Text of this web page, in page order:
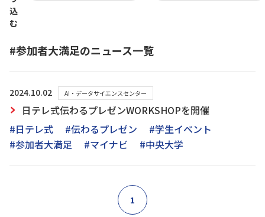
込
む
#参加者大満足のニュース一覧
2024.10.02 AI・データサイエンスセンター
日テレ式伝わるプレゼンWORKSHOPを開催
#日テレ式
#伝わるプレゼン
#学生イベント
#参加者大満足
#マイナビ #中央大学
1